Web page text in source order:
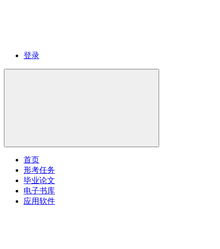
登录
首页
形考任务
毕业论文
电子书库
应用软件